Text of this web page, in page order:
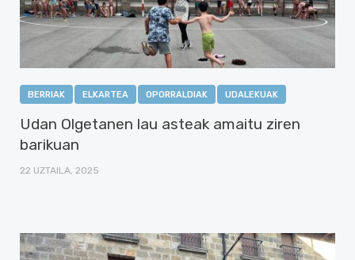
BERRIAK ELKARTEA OPORRALDIAK UDALEKUAK
Udan Olgetanen lau asteak amaitu ziren
barikuan
22 UZTAILA, 2025